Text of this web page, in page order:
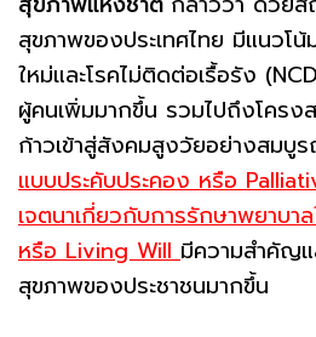
สุขภาพของประเทศไทย มีแนวโ
ใหม่และโรคไม่ติดต่อเรื้อรัง
ผู้คนเพิ่มมากขึ้น รวมไปถึงโครง
ก้าวเข้าสู่สังคมสูงวัยอย่างสมบู
แบบประคับประคอง หรือ
เจตนาเกี่ยวกับการรักษาพยาบา
หรือ Living Willมีความสำคัญ
สุขภาพของประชาชนมากขึ้น